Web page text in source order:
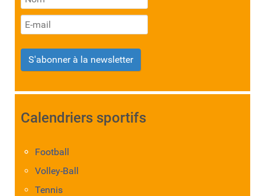
S'abonner à la newsletter
Calendriers sportifs
Football
Volley-Ball
Tennis